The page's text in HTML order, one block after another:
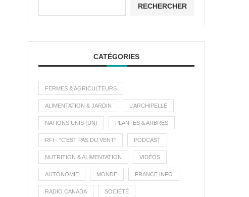
RECHERCHER
CATÉGORIES
FERMES & AGRICULTEURS
ALIMENTATION & JARDIN L'ARCHIPELLE
NATIONS UNIS (UN) PLANTES & ARBRES
RFI - "C'EST PAS DU VENT" PODCAST
NUTRITION & ALIMENTATION VIDÉOS
AUTONOMIE MONDE FRANCE INFO
RADIO CANADA SOCIÉTÉ